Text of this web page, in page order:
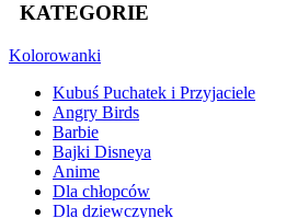
KATEGORIE
Kolorowanki
Kubuś Puchatek i Przyjaciele
Angry Birds
Barbie
Bajki Disneya
Anime
Dla chłopców
Dla dziewczynek